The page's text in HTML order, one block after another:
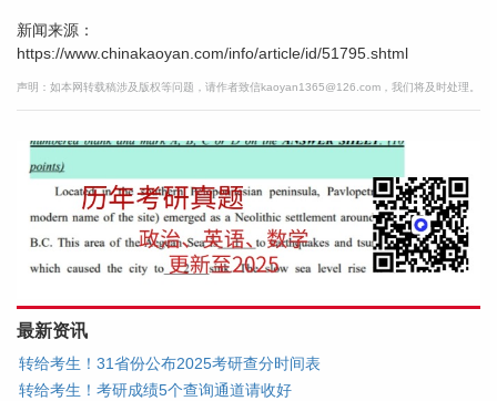
新闻来源：
https://www.chinakaoyan.com/info/article/id/51795.shtml
声明：如本网转载稿涉及版权等问题，请作者致信kaoyan1365@126.com，我们将及时处理。
最新资讯
转给考生！31省份公布2025考研查分时间表
转给考生！考研成绩5个查询通道请收好